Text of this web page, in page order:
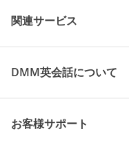
関連サービス
DMM英会話について
お客様サポート